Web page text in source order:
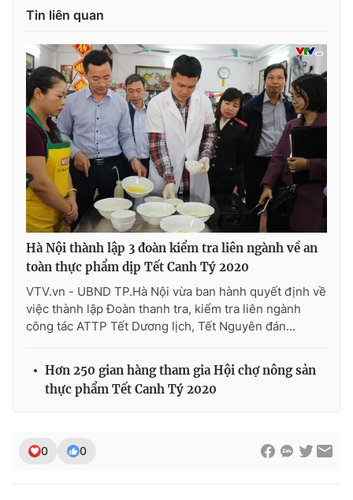
Sản phẩm
Thị trường
Tư vấn
Chuyên mục khác
Emagazine Podcast
Photo Infographic
Video Shorts video
VTV Money VTV Thể thao
VTV Sức khoẻ Bất động sản
Vươn mình bằng AI
VTV9
Tin liên quan
Hà Nội thành lập 3 đoàn kiểm tra liên ngành về an
toàn thực phẩm dịp Tết Canh Tý 2020
VTV.vn - UBND TP.Hà Nội vừa ban hành quyết định về
việc thành lập Đoàn thanh tra, kiểm tra liên ngành
công tác ATTP Tết Dương lịch, Tết Nguyên đán...
Hơn 250 gian hàng tham gia Hội chợ nông sản
thực phẩm Tết Canh Tý 2020
0 0